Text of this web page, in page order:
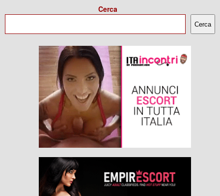
Cerca
Cerca